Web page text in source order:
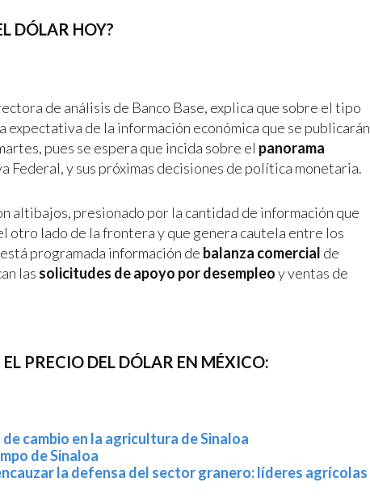
DÓLAR HOY?
de análisis de Banco Base, explica que sobre el tipo
expectativa de la información económica que se publicarán
pues se espera que incida sobre el panorama
Federal, y sus próximas decisiones de política monetaria.
altibajos, presionado por la cantidad de información que
otro lado de la frontera y que genera cautela entre los
programada información de balanza comercial de
las solicitudes de apoyo por desempleoy ventas de
PRECIO DEL DÓLAR EN MÉXICO:
cambio en la agricultura de Sinaloa
de Sinaloa
la defensa del sector granero: líderes agrícolas